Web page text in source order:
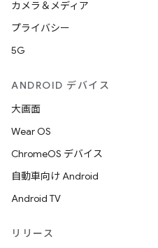
カメラ＆メディア
プライバシー
5G
ANDROID デバイス
大画面
Wear OS
ChromeOS デバイス
自動車向け Android
Android TV
リリース